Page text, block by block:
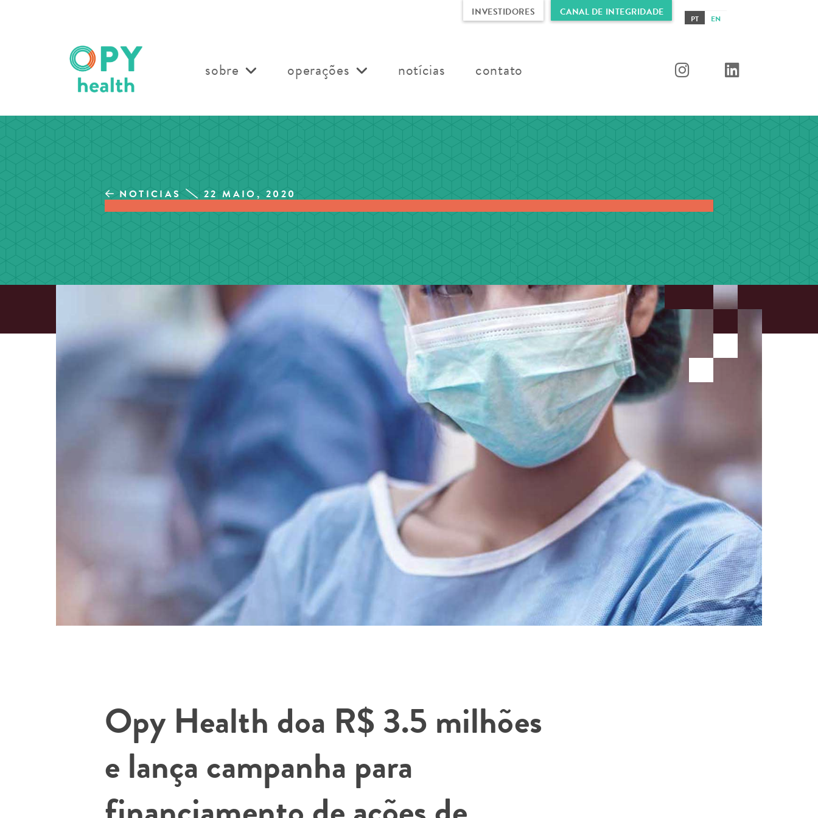
INVESTIDORES CANAL DE INTEGRIDADE
PT EN
sobre operações notícias contato
NOTICIAS 22 MAIO, 2020
Opy Health doa R$ 3.5 milhões
e lança campanha para